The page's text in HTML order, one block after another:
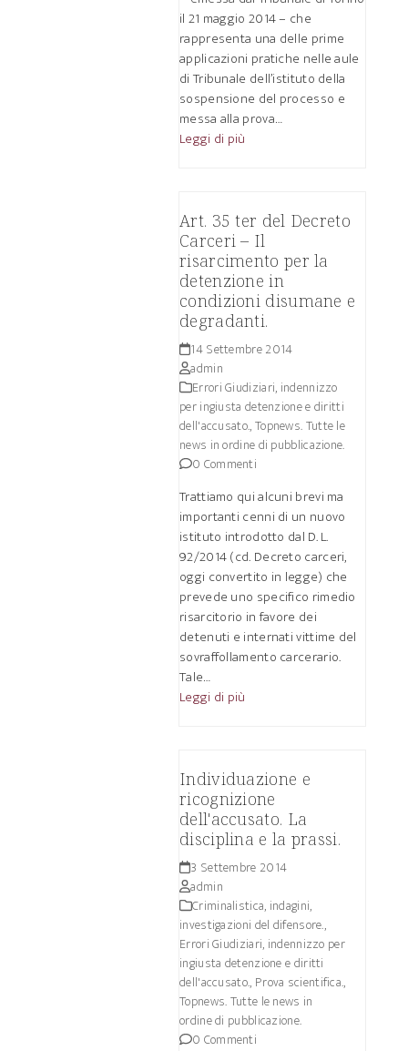
il 21 maggio 2014 – che
rappresenta una delle prime
applicazioni pratiche nelle aule
di Tribunale dell’istituto della
sospensione del processo e
messa alla prova…
Leggi di più
Art. 35 ter del Decreto
Carceri – Il
risarcimento per la
detenzione in
condizioni disumane e
degradanti.
14 Settembre 2014
admin
Errori Giudiziari, indennizzo
per ingiusta detenzione e diritti
dell'accusato.,Topnews. Tutte le
news in ordine di pubblicazione.
0 Commenti
Trattiamo qui alcuni brevi ma
importanti cenni di un nuovo
istituto introdotto dal D. L.
92/2014 (cd. Decreto carceri,
oggi convertito in legge) che
prevede uno specifico rimedio
risarcitorio in favore dei
detenuti e internati vittime del
sovraffollamento carcerario.
Tale…
Leggi di più
Individuazione e
ricognizione
dell'accusato. La
disciplina e la prassi.
3 Settembre 2014
admin
Criminalistica, indagini,
investigazioni del difensore.,
Errori Giudiziari, indennizzo per
ingiusta detenzione e diritti
dell'accusato., Prova scientifica.,
Topnews. Tutte le news in
ordine di pubblicazione.
0 Commenti